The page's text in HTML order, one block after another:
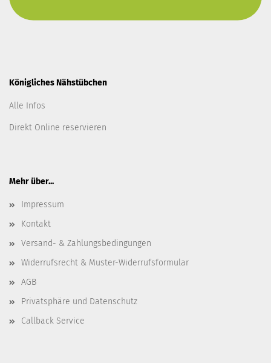
Königliches Nähstübchen
Alle Infos
Direkt Online reservieren
Mehr über...
Impressum
Kontakt
Versand- & Zahlungsbedingungen
Widerrufsrecht & Muster-Widerrufsformular
AGB
Privatsphäre und Datenschutz
Callback Service